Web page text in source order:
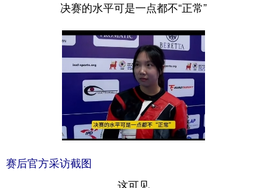
决赛的水平可是一点都不“正常”
赛后官方采访截图
这可见